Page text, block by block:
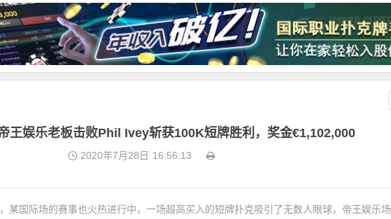
王娱乐老板击败Phil Ivey斩获100K短牌胜利，奖金€1,102,000
2020年7月28日 16:56:13
某国际场的赛事也火热进行中，一场超高买入的短牌扑克吸引了无数人眼球，帝王娱乐场